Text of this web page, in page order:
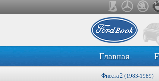
Главная
Фиеста 2 (1983-1989)